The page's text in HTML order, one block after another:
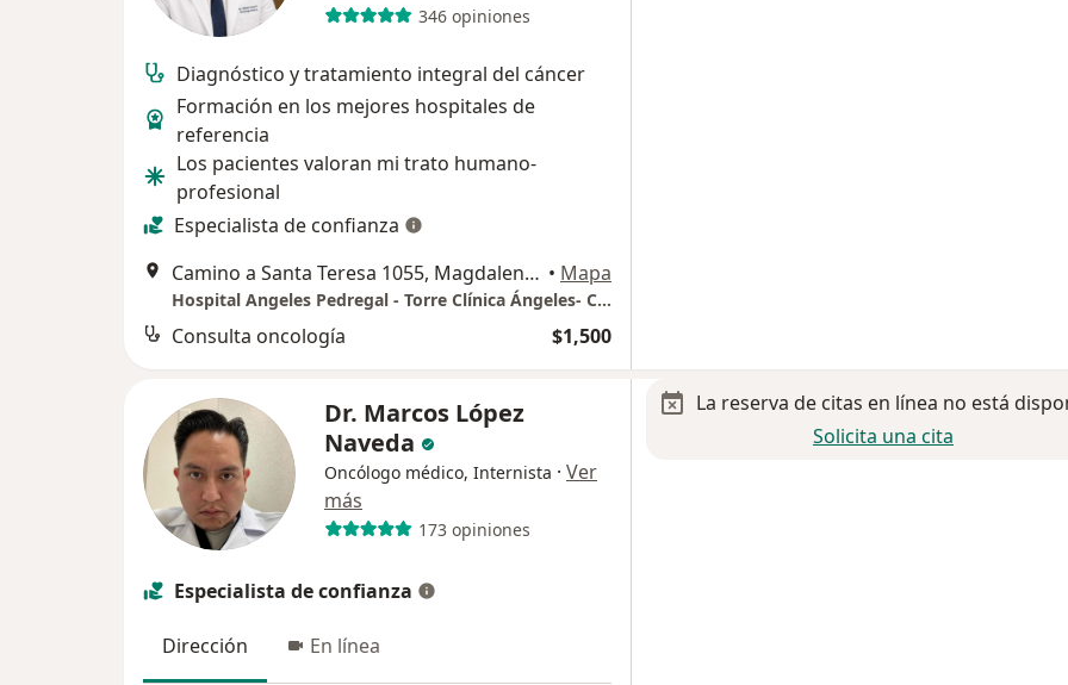
346 opiniones
Diagnóstico y tratamiento integral del cáncer
Formación en los mejores hospitales de
referencia
Los pacientes valoran mi trato humano-
profesional
Especialista de confianza
Camino a Santa Teresa 1055, Magdalena Contreras • Mapa
Hospital Angeles Pedregal - Torre Clínica Ángeles- Consultorio 888
Consulta oncología $1,500
Dr. Marcos López
Naveda
Oncólogo médico, Internista · Ver
más
173 opiniones
Especialista de confianza
Dirección En línea
La reserva de citas en línea no está
Solicita una cita